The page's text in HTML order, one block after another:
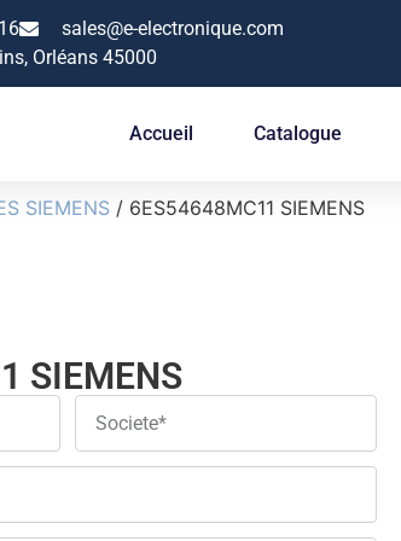
sales@e-electronique.com
Orléans 45000
Accueil Catalogue
SIEMENS / 6ES54648MC11 SIEMENS
SIEMENS